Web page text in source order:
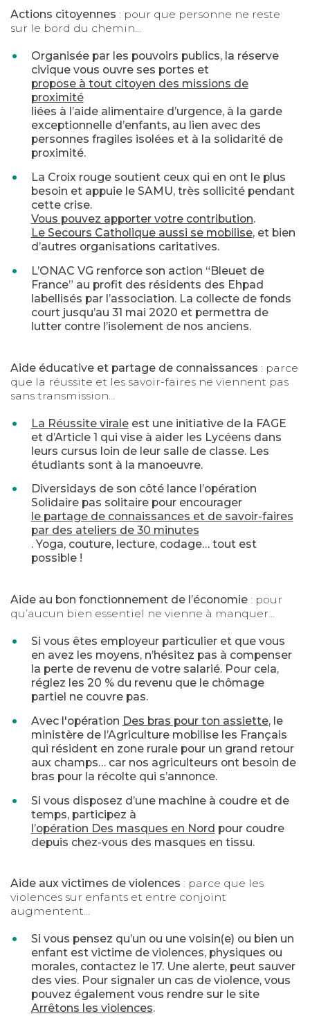
Actions citoyennes : pour que personne ne reste
sur le bord du chemin...
Organisée par les pouvoirs publics, la réserve
civique vous ouvre ses portes et
propose à tout citoyen des missions de
proximité
liées à l’aide alimentaire d’urgence, à la garde
exceptionnelle d’enfants, au lien avec des
personnes fragiles isolées et à la solidarité de
proximité.
La Croix rouge soutient ceux qui en ont le plus
besoin et appuie le SAMU, très sollicité pendant
cette crise.
Vous pouvez apporter votre contribution.
Le Secours Catholique aussi se mobilise, et bien
d’autres organisations caritatives.
L’ONAC VG renforce son action “Bleuet de
France” au profit des résidents des Ehpad
labellisés par l’association. La collecte de fonds
court jusqu’au 31 mai 2020 et permettra de
lutter contre l’isolement de nos anciens.
Aide éducative et partage de connaissances : parce
que la réussite et les savoir-faires ne viennent pas
sans transmission...
La Réussite viraleest une initiative de la FAGE
et d’Article 1 qui vise à aider les Lycéens dans
leurs cursus loin de leur salle de classe. Les
étudiants sont à la manoeuvre.
Diversidays de son côté lance l’opération
Solidaire pas solitaire pour encourager
le partage de connaissances et de savoir-faires
par des ateliers de 30 minutes
. Yoga, couture, lecture, codage… tout est
possible !
Aide au bon fonctionnement de l’économie: pour
qu’aucun bien essentiel ne vienne à manquer...
Si vous êtes employeur particulier et que vous
en avez les moyens, n’hésitez pas à compenser
la perte de revenu de votre salarié. Pour cela,
réglez les 20 % du revenu que le chômage
partiel ne couvre pas.
Avec l'opération Des bras pour ton assiette, le
ministère de l’Agriculture mobilise les Français
qui résident en zone rurale pour un grand retour
aux champs… car nos agriculteurs ont besoin de
bras pour la récolte qui s’annonce.
Si vous disposez d’une machine à coudre et de
temps, participez à
l’opération Des masques en Nord pour coudre
depuis chez-vous des masques en tissu.
Aide aux victimes de violences : parce que les
violences sur enfants et entre conjoint
augmentent...
Si vous pensez qu’un ou une voisin(e) ou bien un
enfant est victime de violences, physiques ou
morales, contactez le 17. Une alerte, peut sauver
des vies. Pour signaler un cas de violence, vous
pouvez également vous rendre sur le site
Arrêtons les violences.